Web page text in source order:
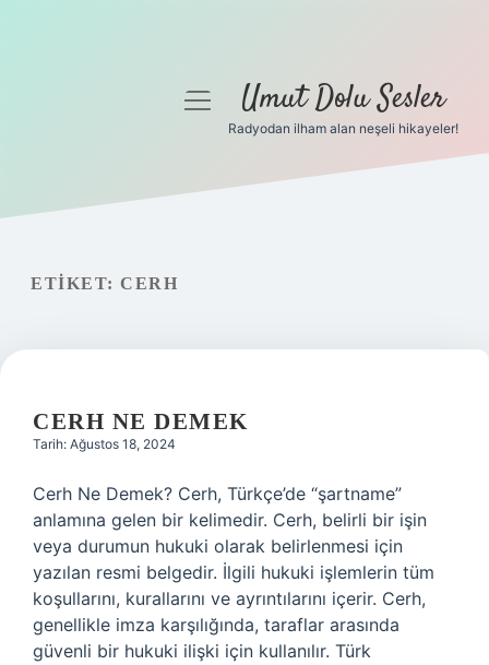
Gizlilik Politikası
menüyüUmut Dolu Sesler
Radyodan ilham alan neşeli hikayeler!
ETIKET: CERH
CERH NE DEMEK
Tarih: Ağustos 18, 2024
Cerh Ne Demek? Cerh, Türkçe’de “şartname”
anlamına gelen bir kelimedir. Cerh, belirli bir işin
veya durumun hukuki olarak belirlenmesi için
yazılan resmi belgedir. İlgili hukuki işlemlerin tüm
koşullarını, kurallarını ve ayrıntılarını içerir. Cerh,
genellikle imza karşılığında, taraflar arasında
güvenli bir hukuki ilişki için kullanılır. Türk